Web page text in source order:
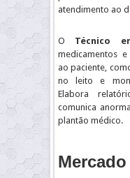
atendimento ao
O Técnico
medicamentos
ao paciente,
no leito e
Elabora
comunica
plantão médico.